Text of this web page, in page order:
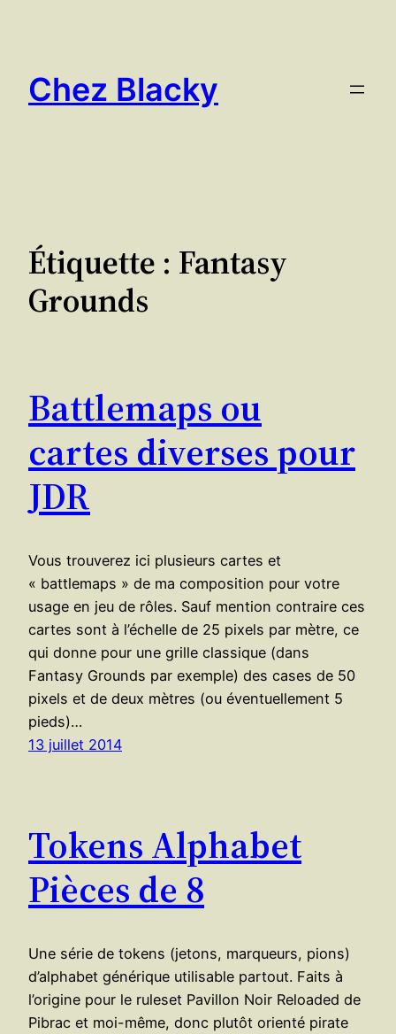
Chez Blacky
Étiquette : Fantasy
Grounds
Battlemaps ou
cartes diverses pour
JDR
Vous trouverez ici plusieurs cartes et
« battlemaps » de ma composition pour votre
usage en jeu de rôles. Sauf mention contraire ces
cartes sont à l’échelle de 25 pixels par mètre, ce
qui donne pour une grille classique (dans
Fantasy Grounds par exemple) des cases de 50
pixels et de deux mètres (ou éventuellement 5
pieds)…
13 juillet 2014
Tokens Alphabet
Pièces de 8
Une série de tokens (jetons, marqueurs, pions)
d’alphabet générique utilisable partout. Faits à
l’origine pour le ruleset Pavillon Noir Reloaded de
Pibrac et moi-même, donc plutôt orienté pirate